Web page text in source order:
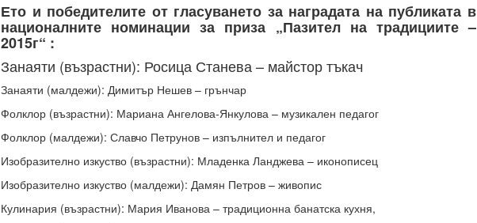
Ето и победителите от гласуването за наградата на публиката в
националните номинации за приза „Пазител на традициите –
2015г“ :
Занаяти (възрастни): Росица Станева – майстор тъкач
Занаяти (малдежи): Димитър Нешев – грънчар
Фолклор (възрастни): Мариана Ангелова-Янкулова – музикален педагог
Фолклор (малдежи): Славчо Петрунов – изпълнител и педагог
Изобразително изкуство (възрастни): Младенка Ланджева – иконописец
Изобразително изкуство (малдежи): Дамян Петров – живопис
Кулинария (възрастни): Мария Иванова – традиционна банатска кухня,